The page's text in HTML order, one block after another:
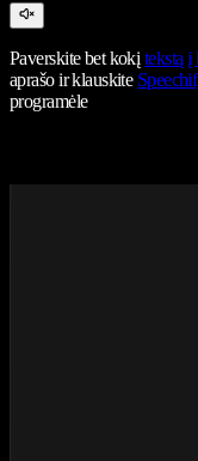
Paverskite bet kokįtekstą į
aprašo ir klauskite
programėle